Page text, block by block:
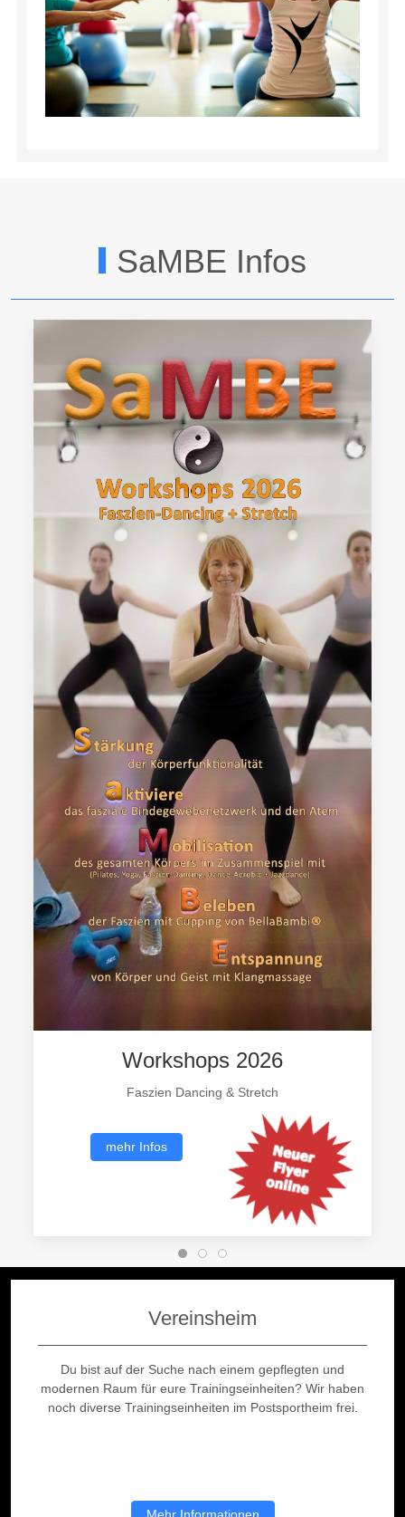
SaMBE Infos
Workshops 2026
Faszien Dancing & Stretch
mehr Infos
Vereinsheim
Du bist auf der Suche nach einem gepflegten und
modernen Raum für eure Trainingseinheiten? Wir haben
noch diverse Trainingseinheiten im Postsportheim frei.